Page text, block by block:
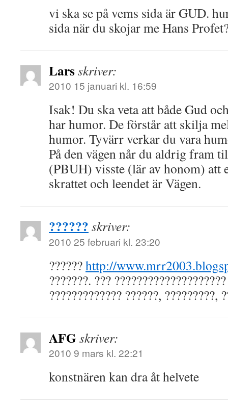
vi ska se på vems sida är GUD.
sida när du skojar me Hans
Larsskriver:
2010 15 januari kl. 16:59
Isak! Du ska veta att både Gud
har humor. De förstår att skilja
humor. Tyvärr verkar du vara
På den vägen når du aldrig fram
(PBUH) visste (lär av honom) att
skrattet och leendet är Vägen.
?????? skriver:
2010 25 februari kl. 23:20
??????http://
???????. ???
????????????? ??????, ?????????,
AFGskriver:
2010 9 mars kl. 22:21
konstnären kan dra åt helvete